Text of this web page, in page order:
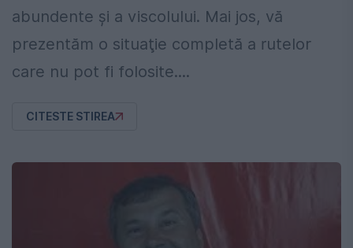
abundente şi a viscolului. Mai jos, vă
prezentăm o situaţie completă a rutelor
care nu pot fi folosite....
CITESTE STIREA